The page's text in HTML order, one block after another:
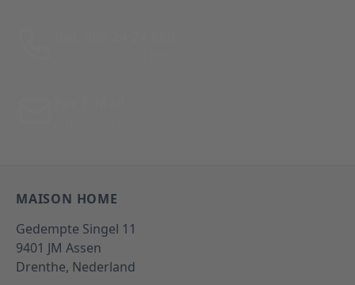
MAISON HOME
Gedempte Singel 11
9401 JM Assen
Drenthe, Nederland